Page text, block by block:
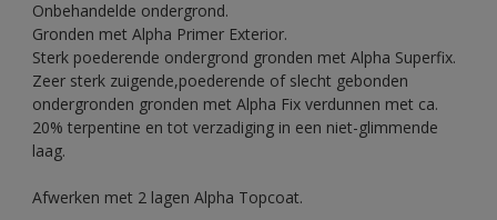
Onbehandelde ondergrond.
Gronden met Alpha Primer Exterior.
Sterk poederende ondergrond gronden met Alpha Superfix.
Zeer sterk zuigende,poederende of slecht gebonden
ondergronden gronden met Alpha Fix verdunnen met ca.
20% terpentine en tot verzadiging in een niet-glimmende
laag.
Afwerken met 2 lagen Alpha Topcoat.